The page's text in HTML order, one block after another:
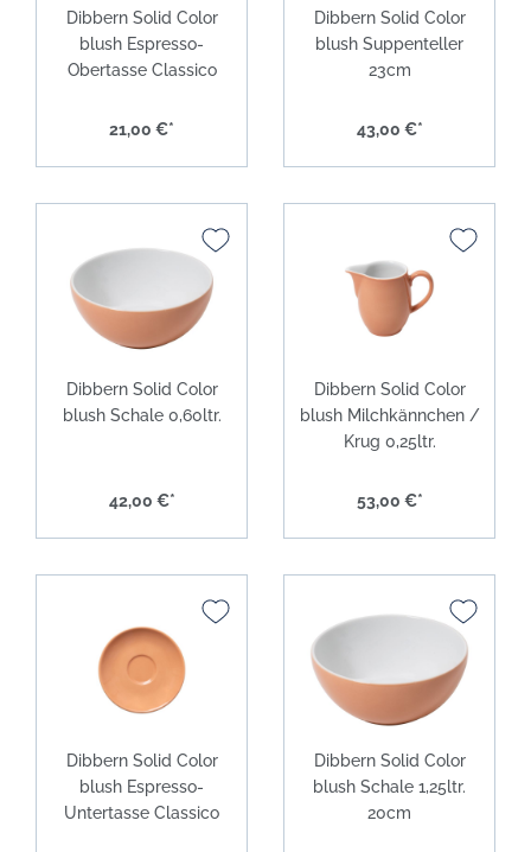
Dibbern Solid Color
blush Espresso-
Obertasse Classico
21,00 €*
Dibbern Solid Color
blush Suppenteller
23cm
43,00 €*
Dibbern Solid Color
blush Schale 0,60ltr.
42,00 €*
Dibbern Solid Color
blush Milchkännchen /
Krug 0,25ltr.
53,00 €*
Dibbern Solid Color
blush Espresso-
Untertasse Classico
Dibbern Solid Color
blush Schale 1,25ltr.
20cm